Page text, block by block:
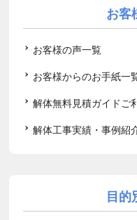
お客
お客様の声一覧
お客様からのお手紙一
解体無料見積ガイドご
解体工事実績・事例紹
目的